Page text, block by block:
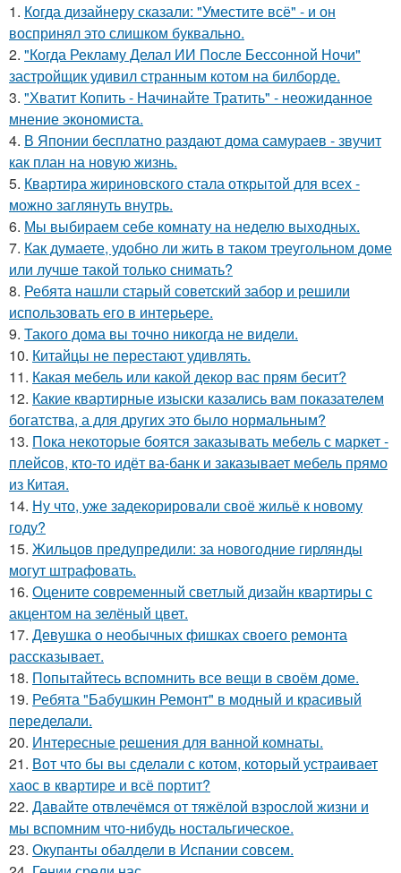
1. Когда дизайнеру сказали: "Уместите всё" - и он
воспринял это слишком буквально.
2. "Когда Рекламу Делал ИИ После Бессонной Ночи"
застройщик удивил странным котом на билборде.
3. "Хватит Копить - Начинайте Тратить" - неожиданное
мнение экономиста.
4. В Японии бесплатно раздают дома самураев - звучит
как план на новую жизнь.
5. Квартира жириновского стала открытой для всех -
можно заглянуть внутрь.
6. Мы выбираем себе комнату на неделю выходных.
7. Как думаете, удобно ли жить в таком треугольном доме
или лучше такой только снимать?
8. Ребята нашли старый советский забор и решили
использовать его в интерьере.
9. Такого дома вы точно никогда не видели.
10. Китайцы не перестают удивлять.
11. Какая мебель или какой декор вас прям бесит?
12. Какие квартирные изыски казались вам показателем
богатства, а для других это было нормальным?
13. Пока некоторые боятся заказывать мебель с маркет -
плейсов, кто-то идёт ва-банк и заказывает мебель прямо
из Китая.
14. Ну что, уже задекорировали своё жильё к новому
году?
15. Жильцов предупредили: за новогодние гирлянды
могут штрафовать.
16. Оцените современный светлый дизайн квартиры с
акцентом на зелёный цвет.
17. Девушка о необычных фишках своего ремонта
рассказывает.
18. Попытайтесь вспомнить все вещи в своём доме.
19. Ребята "Бабушкин Ремонт" в модный и красивый
переделали.
20. Интересные решения для ванной комнаты.
21. Вот что бы вы сделали с котом, который устраивает
хаос в квартире и всё портит?
22. Давайте отвлечёмся от тяжёлой взрослой жизни и
мы вспомним что-нибудь ностальгическое.
23. Окупанты обалдели в Испании совсем.